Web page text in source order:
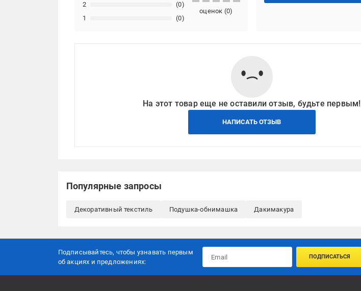
1 (0)
2 (0)
оценок (0)
На этот товар еще не оставили отзыв, будьте первым!
НАПИСАТЬ ОТЗЫВ
Популярные запросы
Декоративный текстиль Подушка-обнимашка Дакимакура
Подписывайтесь, чтобы узнавать первым
об акцияx и предложениях:
ПОДПИСАТЬСЯ